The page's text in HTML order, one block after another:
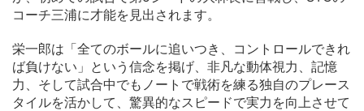
コーチ三浦に才能を見出されます。
栄一郎は「全てのボールに追いつき、コントロールできれ
ば負けない」という信念を掲げ、非凡な動体視力、記憶
力、そして試合中でもノートで戦術を練る独自のプレース
タイルを活かして、驚異的なスピードで実力を向上させて